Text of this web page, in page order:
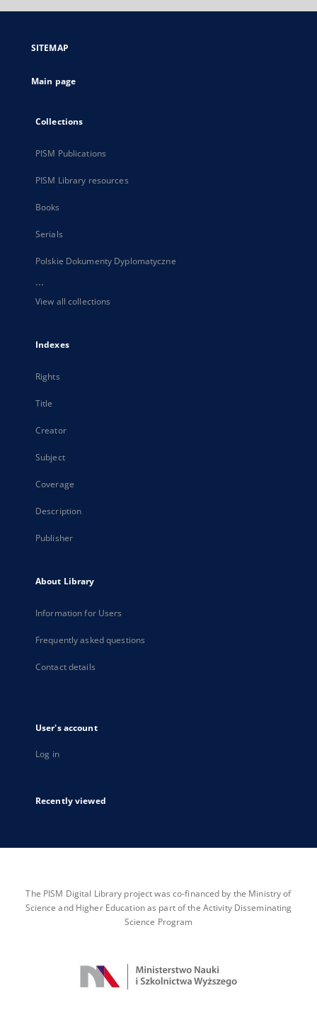
open
new
SITEMAP
Main page
Collections
PISM Publications
PISM Library resources
Books
Serials
Polskie Dokumenty Dyplomatyczne
...
View all collections
Indexes
Rights
Title
Creator
Subject
Coverage
Description
Publisher
About Library
Information for Users
Frequently asked questions
Contact details
User's account
Log in
Recently viewed
The PISM Digital Library project was co-financed by the Ministry of
Science and Higher Education as part of the Activity Disseminating
Science Program